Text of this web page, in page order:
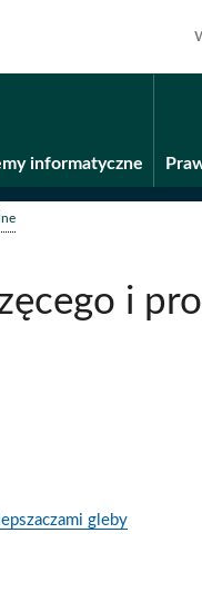
informatyczne
i
gleby